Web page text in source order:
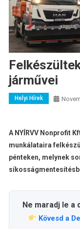
járművei
Helyi Hírek
A NYÍRVV Nonprofit
munkálataira
pénteken, melynek
Ne maradj le
Kövesd a